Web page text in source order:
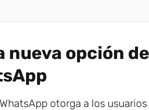
nueva opción de
otorga a los